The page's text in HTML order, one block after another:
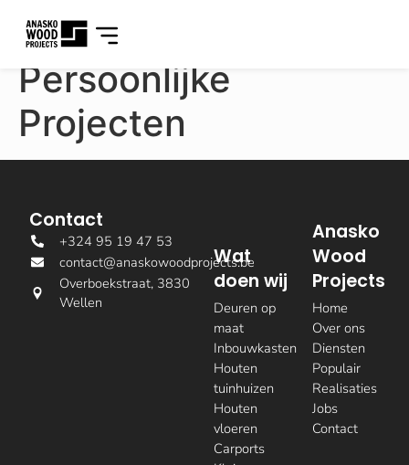
Persoonlijke
Projecten
Anasko
Wood
Projects
Home
Over ons
Diensten
Populair
Realisaties
Jobs
Contact
Wat
doen wij
Deuren op
maat
Inbouwkasten
Houten
tuinhuizen
Houten
vloeren
Carports
Contact
+324 95 19 47 53
contact@anaskowoodprojects.be
Overboekstraat, 3830
Wellen